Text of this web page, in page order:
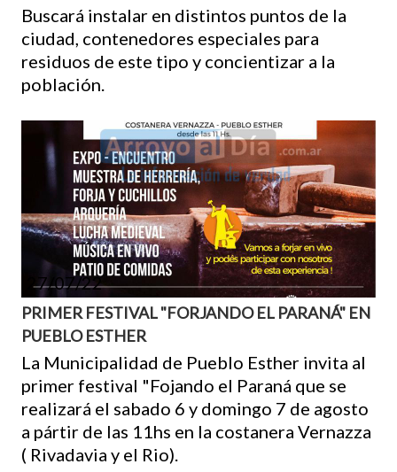
Buscará instalar en distintos puntos de la
ciudad, contenedores especiales para
residuos de este tipo y concientizar a la
población.
27/07/22
PRIMER FESTIVAL "FORJANDO EL PARANÁ" EN
PUEBLO ESTHER
La Municipalidad de Pueblo Esther invita al
primer festival "Fojando el Paraná que se
realizará el sabado 6 y domingo 7 de agosto
a pártir de las 11hs en la costanera Vernazza
( Rivadavia y el Rio).